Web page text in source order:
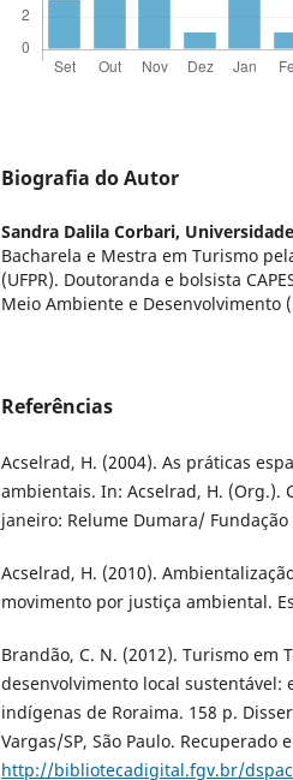
Biografia do Autor
Sandra Dalila Corbari,
Bacharela e Mestra em Turismo
(UFPR). Doutoranda e bolsista
Meio Ambiente e Desenvolvimento
Referências
Acselrad, H. (2004). As práticas
ambientais. In: Acselrad, H. (Org.).
janeiro: Relume Dumara/
Acselrad, H. (2010).
movimento por justiça ambiental.
Brandão, C. N. (2012). Turismo em
desenvolvimento local sustentável:
indígenas de Roraima. 158 p.
Vargas/SP, São Paulo. Recuperado
http://bibliotecadigital.fgv.br/